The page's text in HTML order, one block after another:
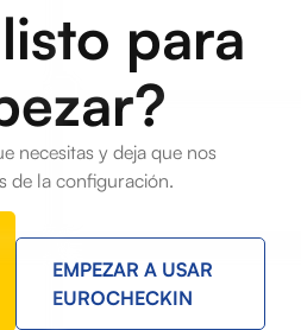
para
necesitas y deja que nos
de la configuración.
EMPEZAR A USAR
EUROCHECKIN